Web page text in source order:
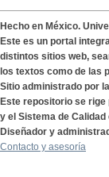
Hecho en México.
Este es un portal
distintos sitios web,
los textos como de las
Sitio administrado por
Este repositorio se
y el Sistema de
Diseñador y
Contacto y asesoría